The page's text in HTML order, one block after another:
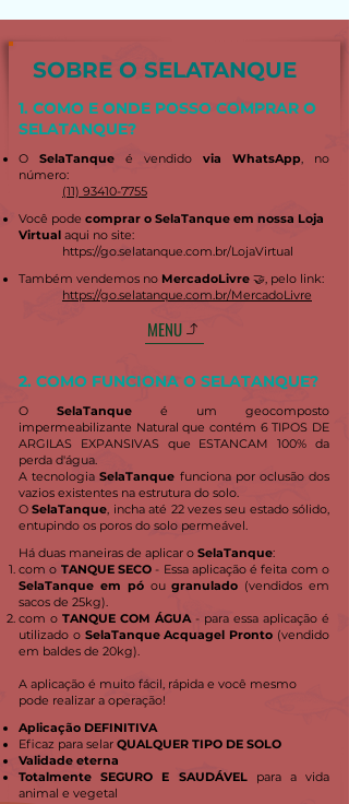
SOBRE O SELATANQUE
1. COMO E ONDE POSSO COMPRAR O
SELATANQUE?
O SelaTanque é vendido via WhatsApp , no
número:
(11) 93410-7755
Você pode comprar o SelaTanque em nossa Loja
Virtual aqui no site:
https://go.selatanque.com.br/LojaVirtual
Também vendemos no MercadoLivre 🤝, pelo link:
https://go.selatanque.com.br/MercadoLivre
MENU
​2. COMO FUNCIONA O SELATANQUE?
O SelaTanque é um geocomposto
impermeabilizante Natural que contém 6 TIPOS DE
ARGILAS EXPANSIVAS que ESTANCAM 100% da
perda d'água.
A tecnologiaSelaTanque funciona por oclusão dos
vazios existentes na estrutura do solo.
OSelaTanque , incha até 22 vezes seu estado sólido,
entupindo os poros do solo permeável.
Há duas maneiras de aplicar o SelaTanque:
com o TANQUE SECO- Essa aplicação é feita com o
SelaTanque em póougranulado (vendidos em
sacos de 25kg).
com o TANQUE COM ÁGUA - para essa aplicação é
utilizado o SelaTanque Acquagel Pronto (vendido
em baldes de 20kg).
A aplicação é muito fácil, rápida e você mesmo
pode realizar a operação!
Aplicação DEFINITIVA
Eficaz para selar QUALQUER TIPO DE SOLO
Validade eterna
Totalmente SEGURO E SAUDÁVELpara a vida
animal e vegetal